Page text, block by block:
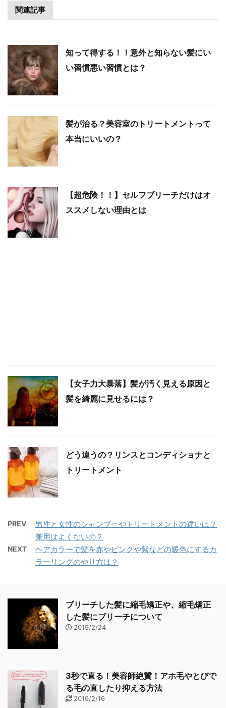
関連記事
知って得する！！意外と知らない髪にい
い習慣悪い習慣とは？
髪が治る？美容室のトリートメントって
本当にいいの？
【超危険！！】セルフブリーチだけはオ
ススメしない理由とは
【女子力大暴落】髪が汚く見える原因と
髪を綺麗に見せるには？
どう違うの？リンスとコンディショナと
トリートメント
PREV
男性と女性のシャンプーやトリートメントの違いは？
兼用はよくないの？
NEXT
ヘアカラーで髪を赤やピンクや紫などの暖色にするカ
ラーリングのやり方は？
ブリーチした髪に縮毛矯正や、縮毛矯正
した髪にブリーチについて
2019/2/24
3秒で直る！美容師絶賛！アホ毛やとびで
る毛の直したり抑える方法
2019/2/16